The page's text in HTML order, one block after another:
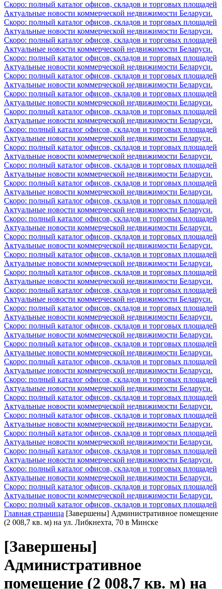
Скоро: полный каталог офисов, складов и торговых площадей
Актуальные новости коммерческой недвижимости Беларуси.
Скоро: полный каталог офисов, складов и торговых площадей
Актуальные новости коммерческой недвижимости Беларуси.
Скоро: полный каталог офисов, складов и торговых площадей
Актуальные новости коммерческой недвижимости Беларуси.
Скоро: полный каталог офисов, складов и торговых площадей
Актуальные новости коммерческой недвижимости Беларуси.
Скоро: полный каталог офисов, складов и торговых площадей
Актуальные новости коммерческой недвижимости Беларуси.
Скоро: полный каталог офисов, складов и торговых площадей
Актуальные новости коммерческой недвижимости Беларуси.
Скоро: полный каталог офисов, складов и торговых площадей
Актуальные новости коммерческой недвижимости Беларуси.
Скоро: полный каталог офисов, складов и торговых площадей
Актуальные новости коммерческой недвижимости Беларуси.
Скоро: полный каталог офисов, складов и торговых площадей
Актуальные новости коммерческой недвижимости Беларуси.
Скоро: полный каталог офисов, складов и торговых площадей
Актуальные новости коммерческой недвижимости Беларуси.
Скоро: полный каталог офисов, складов и торговых площадей
Актуальные новости коммерческой недвижимости Беларуси.
Скоро: полный каталог офисов, складов и торговых площадей
Актуальные новости коммерческой недвижимости Беларуси.
Скоро: полный каталог офисов, складов и торговых площадей
Актуальные новости коммерческой недвижимости Беларуси.
Скоро: полный каталог офисов, складов и торговых площадей
Актуальные новости коммерческой недвижимости Беларуси.
Скоро: полный каталог офисов, складов и торговых площадей
Актуальные новости коммерческой недвижимости Беларуси.
Скоро: полный каталог офисов, складов и торговых площадей
Актуальные новости коммерческой недвижимости Беларуси.
Скоро: полный каталог офисов, складов и торговых площадей
Актуальные новости коммерческой недвижимости Беларуси.
Скоро: полный каталог офисов, складов и торговых площадей
Актуальные новости коммерческой недвижимости Беларуси.
Скоро: полный каталог офисов, складов и торговых площадей
Актуальные новости коммерческой недвижимости Беларуси.
Скоро: полный каталог офисов, складов и торговых площадей
Актуальные новости коммерческой недвижимости Беларуси.
Скоро: полный каталог офисов, складов и торговых площадей
Актуальные новости коммерческой недвижимости Беларуси.
Скоро: полный каталог офисов, складов и торговых площадей
Актуальные новости коммерческой недвижимости Беларуси.
Скоро: полный каталог офисов, складов и торговых площадей
Актуальные новости коммерческой недвижимости Беларуси.
Скоро: полный каталог офисов, складов и торговых площадей
Актуальные новости коммерческой недвижимости Беларуси.
Скоро: полный каталог офисов, складов и торговых площадей
Актуальные новости коммерческой недвижимости Беларуси.
Скоро: полный каталог офисов, складов и торговых площадей
Актуальные новости коммерческой недвижимости Беларуси.
Скоро: полный каталог офисов, складов и торговых площадей
Актуальные новости коммерческой недвижимости Беларуси.
Скоро: полный каталог офисов, складов и торговых площадей
Актуальные новости коммерческой недвижимости Беларуси.
Скоро: полный каталог офисов, складов и торговых площадей
Главная страница [Завершены] Административное помещение
(2 008,7 кв. м) на ул. Либкнехта, 70 в Минске
[Завершены]
Административное
помещение (2 008,7 кв. м) на